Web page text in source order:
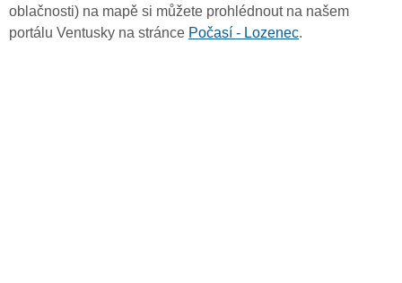
oblačnosti) na mapě si můžete prohlédnout na našem
portálu Ventusky na stránce Počasí - Lozenec.